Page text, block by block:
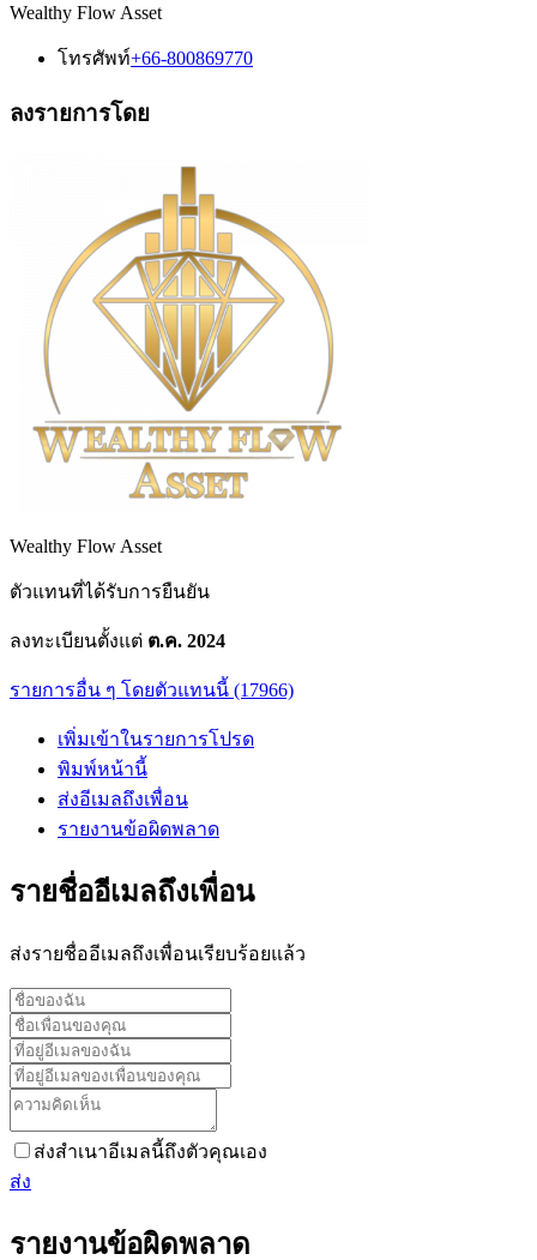
Wealthy Flow Asset
โทรศัพท์+66-800869770
ลงรายการโดย
Wealthy Flow Asset
ตัวแทนที่ได้รับการยืนยัน
ลงทะเบียนตั้งแต่ ต.ค. 2024
รายการอื่น ๆ โดยตัวแทนนี้ (17966)
เพิ่มเข้าในรายการโปรด
พิมพ์หน้านี้
ส่งอีเมลถึงเพื่อน
รายงานข้อผิดพลาด
รายชื่ออีเมลถึงเพื่อน
ส่งรายชื่ออีเมลถึงเพื่อนเรียบร้อยแล้ว
ส่งสำเนาอีเมลนี้ถึงตัวคุณเอง
ส่ง
รายงานข้อผิดพลาด